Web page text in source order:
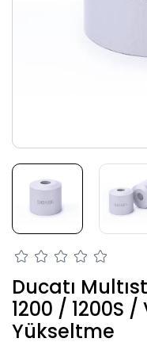
Ducatı
1200 / 1200S
Yükseltme